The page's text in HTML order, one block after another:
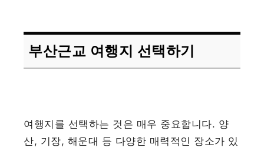
부산근교 여행지 선택하기
여행지를 선택하는 것은 매우 중요합니다. 양
산, 기장, 해운대 등 다양한 매력적인 장소가 있